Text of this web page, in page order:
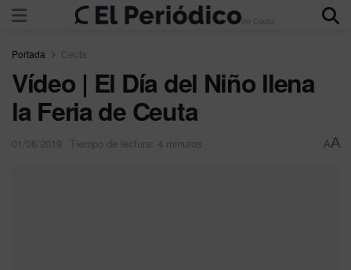
Portada Ceuta
Vídeo | El Día del Niño llena
la Feria de Ceuta
01/08/2019 Tiempo de lectura: 4 minutos AA